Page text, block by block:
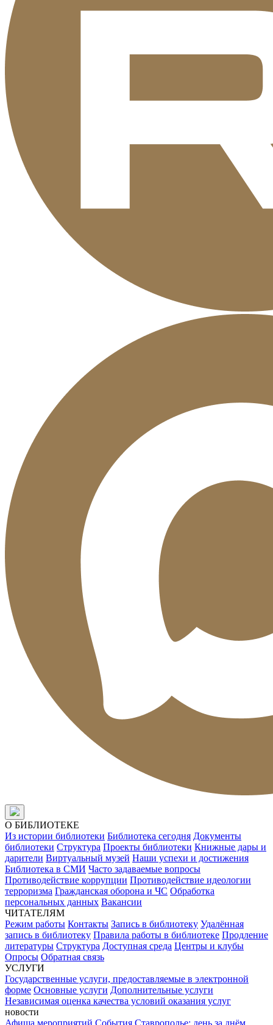
О БИБЛИОТЕКЕ
Из истории библиотеки Библиотека сегодня Документы
библиотеки Структура Проекты библиотеки Книжные дары и
дарители Виртуальный музей Наши успехи и достижения
Библиотека в СМИ Часто задаваемые вопросы
Противодействие коррупции Противодействие идеологии
терроризма Гражданская оборона и ЧС Обработка
персональных данных Вакансии
ЧИТАТЕЛЯМ
Режим работы Контакты Запись в библиотеку Удалённая
запись в библиотеку Правила работы в библиотеке Продление
литературы Структура Доступная среда Центры и клубы
Опросы Обратная связь
УСЛУГИ
Государственные услуги, предоставляемые в электронной
форме Основные услуги Дополнительные услуги
Независимая оценка качества условий оказания услуг
новости
Афиша мероприятий События Ставрополье: день за днём